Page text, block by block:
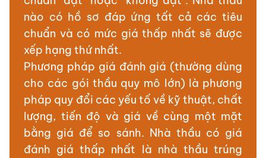
nào có hồ sơ đáp ứng tất cả các tiêu
chuẩn và có mức giá thấp nhất sẽ được
xếp hạng thứ nhất.
Phương pháp giá đánh giá (thường dùng
cho các gói thầu quy mô lớn) là phương
pháp quy đổi các yếu tố về kỹ thuật, chất
lượng, tiến độ và giá về cùng một mặt
bằng giá để so sánh. Nhà thầu có giá
đánh giá thấp nhất là nhà thầu trúng